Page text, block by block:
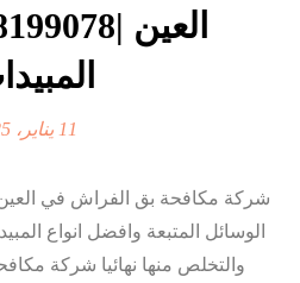
11 يناير، 2025
شركة مكافحة بق الفراش في
الوسائل المتبعة وافضل انواع
والتخلص منها نهائيا شركة